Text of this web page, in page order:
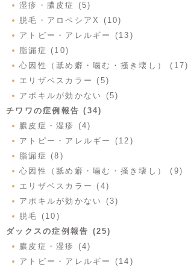
湿疹・膿皮症 (5)
脱毛・アロペシアX (10)
アトピー・アレルギー (13)
脂漏症 (10)
心因性（舐め癖・噛む・掻き壊し） (17)
エリザベスカラー (5)
アポキルが効かない (5)
チワワの症例報告 (34)
膿皮症・湿疹 (4)
アトピー・アレルギー (12)
脂漏症 (8)
心因性（舐め癖・噛む・掻き壊し） (9)
エリザベスカラー (4)
アポキルが効かない (3)
脱毛 (10)
ダックスの症例報告 (25)
膿皮症・湿疹 (4)
アトピー・アレルギー (14)